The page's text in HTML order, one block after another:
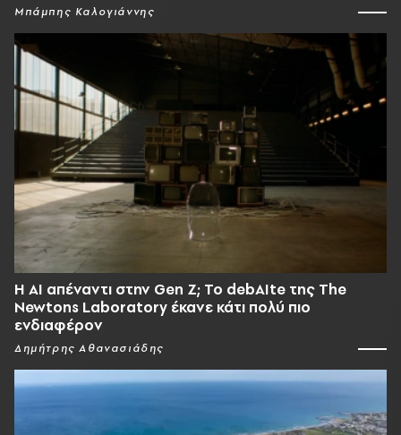
Μπάμπης Καλογιάννης
Η AI απέναντι στην Gen Z; Το debAIte της The
Newtons Laboratory έκανε κάτι πολύ πιο
ενδιαφέρον
Δημήτρης Αθανασιάδης